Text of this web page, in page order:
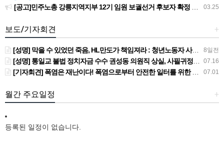
03.25
[공고]민주노총 강릉지역지부 12기 임원 보궐선거 후보자 확정 공고
+
보도/기자회견
8일전
[성명] 막을 수 있었던 죽음, HL만도가 책임져라 : 청년노동자 사망사고의 철저한 진상규명과 재발방지 대책 마련하라
07.16
[성명] 통일교 불법 정치자금 수수 권성동 의원직 상실, 사필귀정이다
07.01
[기자회견] 폭염은 재난이다! 폭염으로부터 안전한 일터를 위한 민주노총 강원지역본부 폭염감시단 선포 기자회견
+
월간 주요일정
등록된 일정이 없습니다.